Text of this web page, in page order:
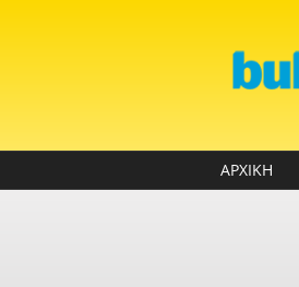
ΑΡΧΙΚΗ